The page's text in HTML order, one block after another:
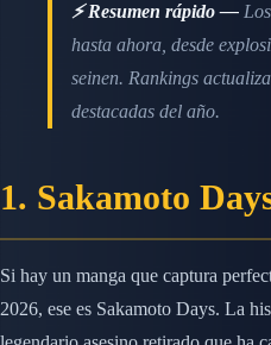
⚡ Resumen rápido —
hasta ahora, desde
seinen. Rankings
destacadas del año.
1. Sakamoto
Si hay un manga que captura
2026, ese es Sakamoto Days. La